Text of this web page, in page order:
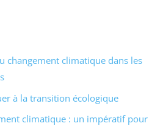
changement climatique dans les
à la transition écologique
climatique : un impératif pour